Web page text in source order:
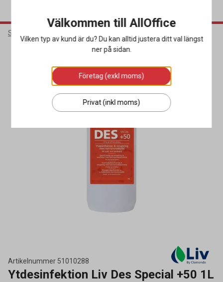
Städ & Hygien
Artikelnummer 51010288
Ytdesinfektion Liv Des Special +50 1L
Välkommen till AllOffice
Vilken typ av kund är du? Du kan alltid justera ditt val längst
ner på sidan.
Företag (exkl moms)
Privat (inkl moms)